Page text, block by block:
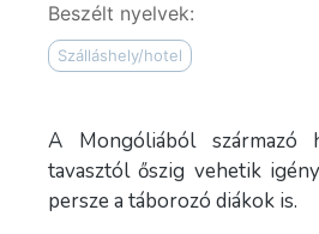
Beszélt nyelvek:
Szálláshely/hotel
A Mongóliából származó
tavasztól őszig vehetik
persze a táborozó diákok is.